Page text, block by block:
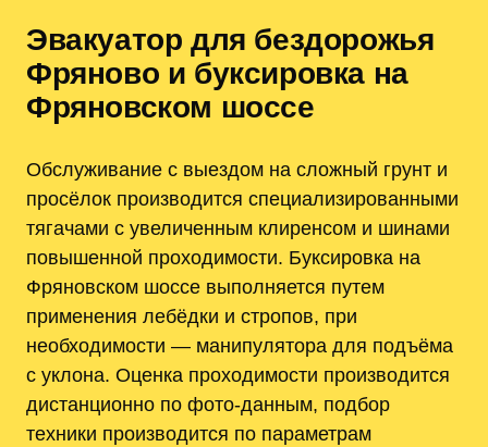
Эвакуатор для бездорожья
Фряново и буксировка на
Фряновском шоссе
Обслуживание с выездом на сложный грунт и
просёлок производится специализированными
тягачами с увеличенным клиренсом и шинами
повышенной проходимости. Буксировка на
Фряновском шоссе выполняется путем
применения лебёдки и стропов, при
необходимости — манипулятора для подъёма
с уклона. Оценка проходимости производится
дистанционно по фото‑данным, подбор
техники производится по параметрам